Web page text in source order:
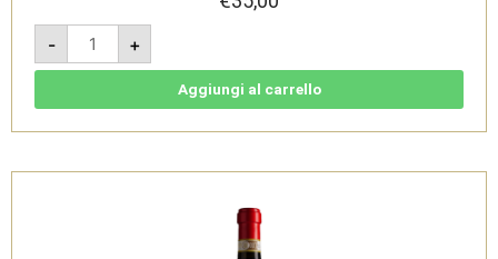
-
Genesi
Ruchè
di
Castagnole
2019
Famiglia
+
Aggiungi al carrello